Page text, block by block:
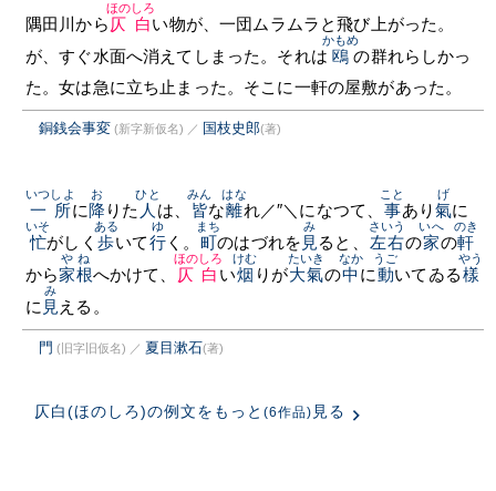
隅田川から 仄白
ほのしろ
い物が、一団ムラムラと飛び上がった。
が、すぐ水面へ消えてしまった。それは 鴎
かもめ
の群れらしかっ
た。女は急に立ち止まった。そこに一軒の屋敷があった。
銅銭会事変 (新字新仮名) ／ 国枝史郎(著)
一所
いつしよ
に降
お
りた 人
ひと
は、 皆
みん
な離
はな
れ／″＼になつて、 事
こと
あり氣
げ
に
忙
いそ
がしく 歩
ある
いて行
ゆ
く。 町
まち
のはづれを 見
み
ると、 左右
さいう
の家
いへ
の軒
のき
から家根
やね
へかけて、 仄白
ほのしろ
い烟
けむ
りが大氣
たいき
の中
なか
に動
うご
いてゐる樣
やう
に 見
み
える。
門 (旧字旧仮名) ／ 夏目漱石(著)
仄白(ほのしろ)の例文をもっと (6作品) 見る